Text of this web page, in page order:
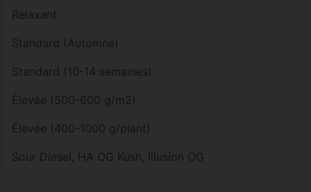
Relaxant
Standard (Automne)
Standard (10-14 semaines)
Élevée (500-600 g/m2)
Élevée (400-1000 g/plant)
Sour Diesel, HA OG Kush, Illusion OG